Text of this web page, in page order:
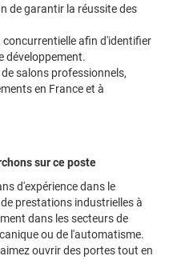
de garantir la réussite des
concurrentielle afin d'identifier
développement.
salons professionnels,
en France et à
sur ce poste
d'expérience dans le
prestations industrielles à
dans les secteurs de
ou de l'automatisme.
ouvrir des portes tout en